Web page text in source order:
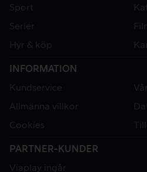
Sport
Serier
Hyr & köp
INFORMATION
Kundservice
Allmänna villkor
Cookies
PARTNER-KUNDER
Viaplay ingår